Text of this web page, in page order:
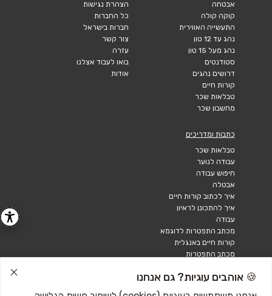
אבטחה
קוקה קולה
התעשייה האווירית
נהג עד 12 טון
נהג מעל 15 טון
סטודנטים
דרושים נהגים
קורות חיים
טבלאות שכר
מחשבון שכר
הצהרת נגישות
כל החברות
חברות בישראל
צור קשר
עזרה
בואו לעבוד אצלנו
אודות
כתבות ומדריכים
טבלאות שכר
עבודה לנוער
חיפוש עבודה
אבטלה
איך לכתוב קורות חיים
איך להתכונן לראיון
עבודה
מכתב התפטרות לדוגמא
קורות חיים באנגלית
מכתב התפטרות
🍪 אוהבים עוגיות? גם אנחנו